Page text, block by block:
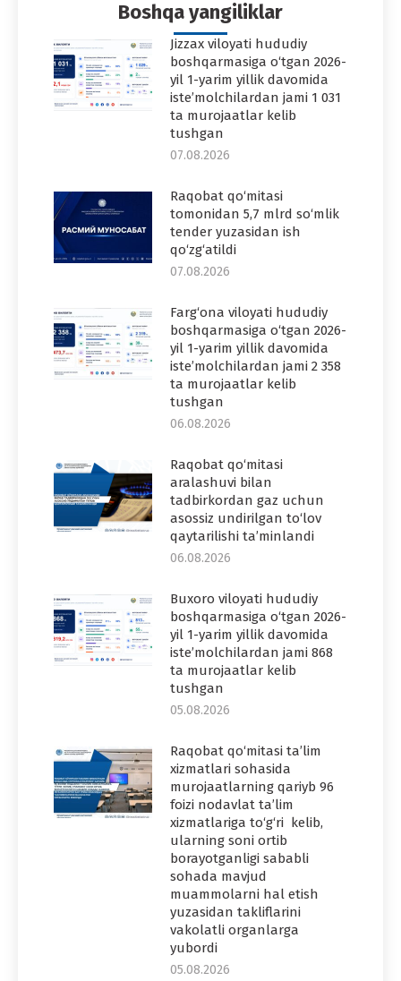
Boshqa yangiliklar
Jizzax viloyati hududiy
boshqarmasiga o‘tgan 2026-
yil 1-yarim yillik davomida
iste’molchilardan jami 1 031
ta murojaatlar kelib
tushgan
07.08.2026
Raqobat qo‘mitasi
tomonidan 5,7 mlrd so‘mlik
tender yuzasidan ish
qo‘zg‘atildi
07.08.2026
Farg‘ona viloyati hududiy
boshqarmasiga o‘tgan 2026-
yil 1-yarim yillik davomida
iste’molchilardan jami 2 358
ta murojaatlar kelib
tushgan
06.08.2026
Raqobat qo‘mitasi
aralashuvi bilan
tadbirkordan gaz uchun
asossiz undirilgan to‘lov
qaytarilishi ta’minlandi
06.08.2026
Buxoro viloyati hududiy
boshqarmasiga o‘tgan 2026-
yil 1-yarim yillik davomida
iste’molchilardan jami 868
ta murojaatlar kelib
tushgan
05.08.2026
Raqobat qo‘mitasi ta’lim
xizmatlari sohasida
murojaatlarning qariyb 96
foizi nodavlat ta’lim
xizmatlariga to‘g‘ri kelib,
ularning soni ortib
borayotganligi sababli
sohada mavjud
muammolarni hal etish
yuzasidan takliflarini
vakolatli organlarga
yubordi
05.08.2026